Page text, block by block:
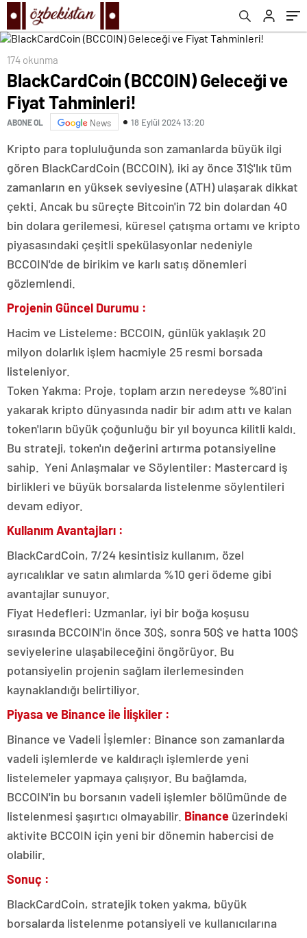
174 okunma
BlackCardCoin (BCCOIN) Geleceği ve
Fiyat Tahminleri!
ABONE OL News 18 Eylül 2024 13:20
Kripto para topluluğunda son zamanlarda büyük ilgi
gören BlackCardCoin (BCCOIN), iki ay önce 31$'lık tüm
zamanların en yüksek seviyesine (ATH) ulaşarak dikkat
çekti. Ancak bu süreçte Bitcoin'in 72 bin dolardan 40
bin dolara gerilemesi, küresel çatışma ortamı ve kripto
piyasasındaki çeşitli spekülasyonlar nedeniyle
BCCOIN'de de birikim ve karlı satış dönemleri
gözlemlendi.
Projenin Güncel Durumu :
Hacim ve Listeleme: BCCOIN, günlük yaklaşık 20
milyon dolarlık işlem hacmiyle 25 resmi borsada
listeleniyor.
Token Yakma: Proje, toplam arzın neredeyse %80'ini
yakarak kripto dünyasında nadir bir adım attı ve kalan
token'ların büyük çoğunluğu bir yıl boyunca kilitli kaldı.
Bu strateji, token'ın değerini artırma potansiyeline
sahip. Yeni Anlaşmalar ve Söylentiler: Mastercard iş
birlikleri ve büyük borsalarda listelenme söylentileri
devam ediyor.
Kullanım Avantajları :
BlackCardCoin, 7/24 kesintisiz kullanım, özel
ayrıcalıklar ve satın alımlarda %10 geri ödeme gibi
avantajlar sunuyor.
Fiyat Hedefleri: Uzmanlar, iyi bir boğa koşusu
sırasında BCCOIN'in önce 30$, sonra 50$ ve hatta 100$
seviyelerine ulaşabileceğini öngörüyor. Bu
potansiyelin projenin sağlam ilerlemesinden
kaynaklandığı belirtiliyor.
Piyasa ve Binance ile İlişkiler :
Binance ve Vadeli İşlemler: Binance son zamanlarda
vadeli işlemlerde ve kaldıraçlı işlemlerde yeni
listelemeler yapmaya çalışıyor. Bu bağlamda,
BCCOIN'in bu borsanın vadeli işlemler bölümünde de
listelenmesi şaşırtıcı olmayabilir. Binance üzerindeki
aktivite BCCOIN için yeni bir dönemin habercisi de
olabilir.
Sonuç :
BlackCardCoin, stratejik token yakma, büyük
borsalarda listelenme potansiyeli ve kullanıcılarına